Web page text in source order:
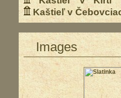
Kaštieľ v
Images